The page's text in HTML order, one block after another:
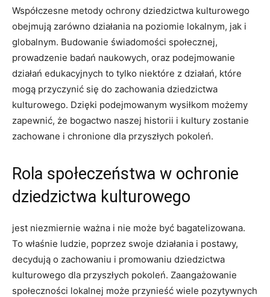
Współczesne metody⁤ ochrony dziedzictwa kulturowego
obejmują⁢ zarówno⁢ działania na poziomie lokalnym, jak ⁣i
globalnym. Budowanie świadomości ⁢społecznej,
prowadzenie badań naukowych, oraz podejmowanie⁢
działań edukacyjnych ‍to tylko​ niektóre‌ z ‌działań, które⁢
mogą przyczynić się do zachowania dziedzictwa​
kulturowego. ⁢Dzięki podejmowanym​ wysiłkom możemy
⁣zapewnić, że ⁤bogactwo naszej historii i kultury zostanie‌
zachowane ⁣i chronione dla przyszłych pokoleń.
Rola ​społeczeństwa w ochronie‌
dziedzictwa kulturowego
jest niezmiernie ważna i ​nie może być bagatelizowana.
To właśnie ⁣ludzie, ‌poprzez swoje działania i postawy,⁣
decydują o ⁣zachowaniu i promowaniu dziedzictwa
kulturowego⁣ dla przyszłych pokoleń.⁣ Zaangażowanie
społeczności lokalnej może przynieść wiele pozytywnych